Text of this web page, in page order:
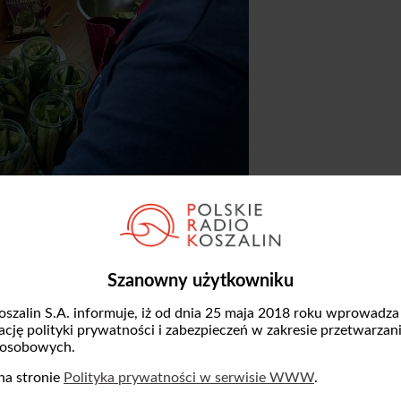
Szanowny użytkowniku
S.A. informuje, iż od dnia 25 maja 2018 roku wprowadza
polityki prywatności i zabezpieczeń w zakresie
stronie Polityka prywatności w serwisie WWW.
dziwaczka” z botwinką – to tylko niektóre z
w Środowiskowym Domu
wekowanie. Część warzyw i owoców,